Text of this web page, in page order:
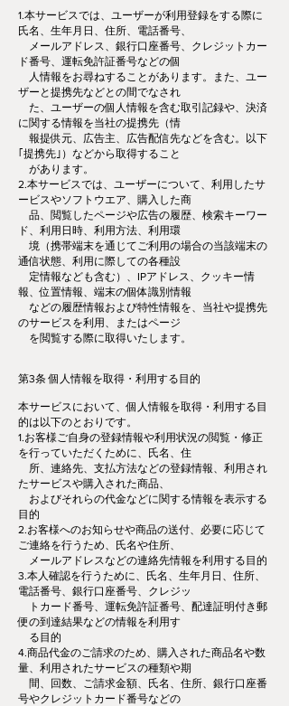
1.本サービスでは、ユーザーが利用登録をする際に
氏名、生年月日、住所、電話番号、
メールアドレス、銀行口座番号、クレジットカー
ド番号、運転免許証番号などの個
人情報をお尋ねすることがあります。また、ユー
ザーと提携先などとの間でなされ
た、ユーザーの個人情報を含む取引記録や、決済
に関する情報を当社の提携先（情
報提供元、広告主、広告配信先などを含む。以下
｢提携先｣）などから取得すること
があります。
2.本サービスでは、ユーザーについて、利用したサ
ービスやソフトウエア、購入した商
品、閲覧したページや広告の履歴、検索キーワー
ド、利用日時、利用方法、利用環
境（携帯端末を通じてご利用の場合の当該端末の
通信状態、利用に際しての各種設
定情報なども含む）、IPアドレス、クッキー情
報、位置情報、端末の個体識別情報
などの履歴情報および特性情報を、当社や提携先
のサービスを利用、またはページ
を閲覧する際に取得いたします。
第3条 個人情報を取得・利用する目的
本サービスにおいて、個人情報を取得・利用する目
的は以下のとおりです。
1.お客様ご自身の登録情報や利用状況の閲覧・修正
を行っていただくために、氏名、住
所、連絡先、支払方法などの登録情報、利用され
たサービスや購入された商品、
およびそれらの代金などに関する情報を表示する
目的
2.お客様へのお知らせや商品の送付、必要に応じて
ご連絡を行うため、氏名や住所、
メールアドレスなどの連絡先情報を利用する目的
3.本人確認を行うために、氏名、生年月日、住所、
電話番号、銀行口座番号、クレジッ
トカード番号、運転免許証番号、配達証明付き郵
便の到達結果などの情報を利用す
る目的
4.商品代金のご請求のため、購入された商品名や数
量、利用されたサービスの種類や期
間、回数、ご請求金額、氏名、住所、銀行口座番
号やクレジットカード番号などの